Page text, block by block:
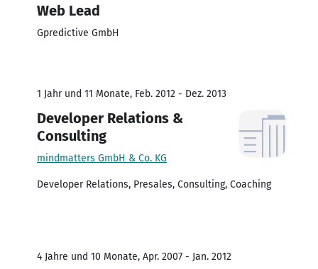
Web Lead
Gpredictive GmbH
1 Jahr und 11 Monate, Feb. 2012 - Dez. 2013
Developer Relations &
Consulting
mindmatters GmbH & Co. KG
Developer Relations, Presales, Consulting, Coaching
4 Jahre und 10 Monate, Apr. 2007 - Jan. 2012